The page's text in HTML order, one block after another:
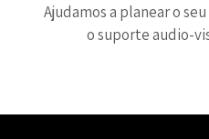
Ajudamos a planear o
o suporte audio-